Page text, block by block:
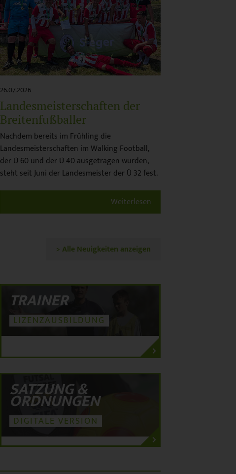
26.07.2026
Landesmeisterschaften der
Breitenfußballer
Nachdem bereits im Frühling die
Landesmeisterschaften im Walking Football,
der Ü 60 und der Ü 40 ausgetragen wurden,
steht seit Juni der Landesmeister der Ü 32 fest.
Weiterlesen
> Alle Neuigkeiten anzeigen
TRAINER
LIZENZAUSBILDUNG
SATZUNG &
ORDNUNGEN
DIGITALE VERSION